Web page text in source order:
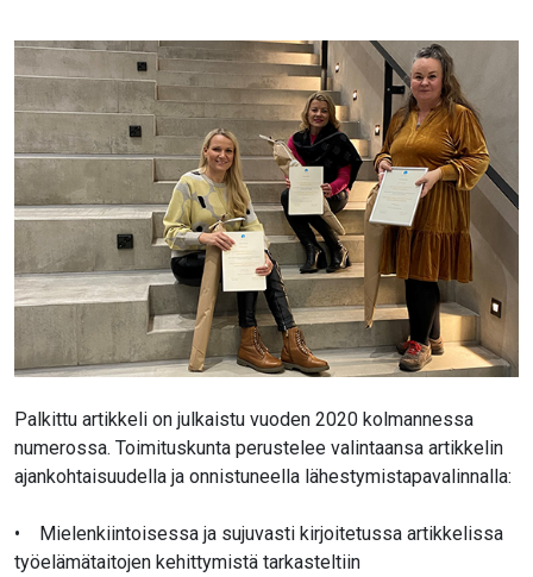
Palkittu artikkeli on julkaistu vuoden 2020 kolmannessa
numerossa. Toimituskunta perustelee valintaansa artikkelin
ajankohtaisuudella ja onnistuneella lähestymistapavalinnalla:
• Mielenkiintoisessa ja sujuvasti kirjoitetussa artikkelissa
työelämätaitojen kehittymistä tarkasteltiin